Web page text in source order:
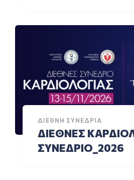
ΔΙΕΘΝΉ ΣΥΝΈΔΡΙΑ
ΔΙΕΘΝΕΣ
ΣΥΝΕΔΡΙΟ_2026